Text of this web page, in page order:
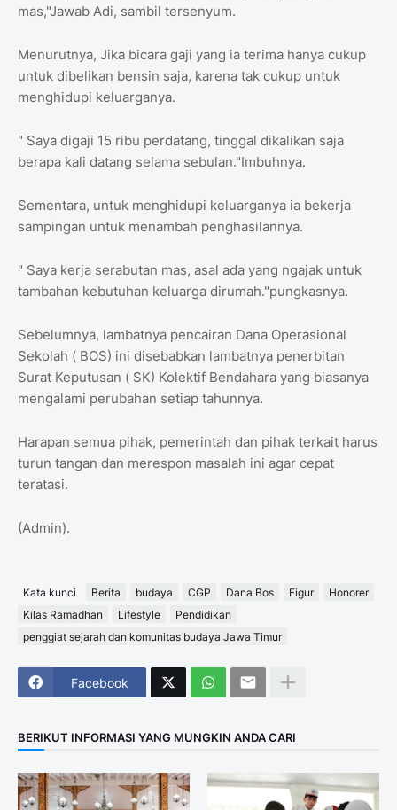
mas,"Jawab Adi, sambil tersenyum.
Menurutnya, Jika bicara gaji yang ia terima hanya cukup
untuk dibelikan bensin saja, karena tak cukup untuk
menghidupi keluarganya.
" Saya digaji 15 ribu perdatang, tinggal dikalikan saja
berapa kali datang selama sebulan."Imbuhnya.
Sementara, untuk menghidupi keluarganya ia bekerja
sampingan untuk menambah penghasilannya.
" Saya kerja serabutan mas, asal ada yang ngajak untuk
tambahan kebutuhan keluarga dirumah."pungkasnya.
Sebelumnya, lambatnya pencairan Dana Operasional
Sekolah ( BOS) ini disebabkan lambatnya penerbitan
Surat Keputusan ( SK) Kolektif Bendahara yang biasanya
mengalami perubahan setiap tahunnya.
Harapan semua pihak, pemerintah dan pihak terkait harus
turun tangan dan merespon masalah ini agar cepat
teratasi.
(Admin).
Kata kunci Berita budaya CGP Dana Bos Figur
Honorer
Kilas Ramadhan
Lifestyle
Pendidikan
penggiat sejarah dan komunitas budaya Jawa Timur
Facebook
BERIKUT INFORMASI YANG MUNGKIN ANDA CARI